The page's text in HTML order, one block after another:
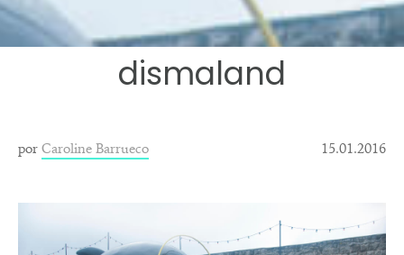
dismaland
porCaroline Barrueco 15.01.2016